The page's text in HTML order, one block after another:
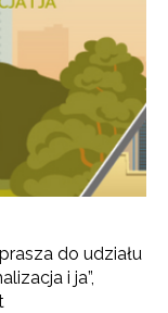
do udziału
i ja”,